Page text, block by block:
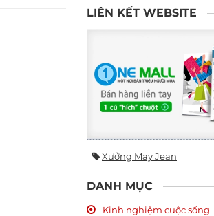
LIÊN KẾT WEBSITE
Xưởng May Jean
DANH MỤC
Kinh nghiệm cuộc sống